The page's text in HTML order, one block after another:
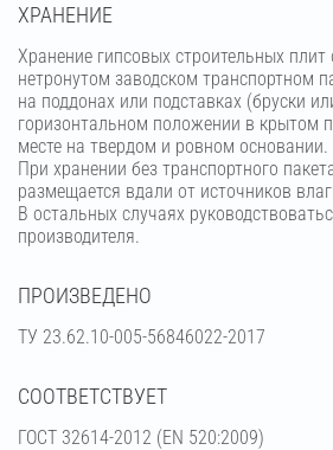
ХРАНЕНИЕ
Хранение гипсовых строительных плит
нетронутом заводском транспортном
на поддонах или подставках (бруски
горизонтальном положении в крытом
месте на твердом и ровном основании.
При хранении без транспортного
размещается вдали от источников
В остальных случаях
производителя.
ПРОИЗВЕДЕНО
ТУ 23.62.10-005-56846022-2017
СООТВЕТСТВУЕТ
ГОСТ 32614-2012 (EN 520:2009)